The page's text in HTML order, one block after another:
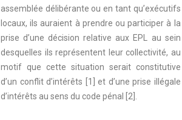
assemblée délibérante ou en tant qu’exécutifs
locaux, ils auraient à prendre ou participer à la
prise d’une décision relative aux EPL au sein
desquelles ils représentent leur collectivité, au
motif que cette situation serait constitutive
d’un conflit d’intérêts [1] et d’une prise illégale
d’intérêts au sens du code pénal [2].